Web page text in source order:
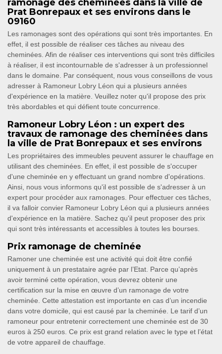
ramonage des cheminées dans la ville de
Prat Bonrepaux et ses environs dans le
09160
Les ramonages sont des opérations qui sont très importantes. En
effet, il est possible de réaliser ces tâches au niveau des
cheminées. Afin de réaliser ces interventions qui sont très difficiles
à réaliser, il est incontournable de s'adresser à un professionnel
dans le domaine. Par conséquent, nous vous conseillons de vous
adresser à Ramoneur Lobry Léon qui a plusieurs années
d'expérience en la matière. Veuillez noter qu'il propose des prix
très abordables et qui défient toute concurrence.
Ramoneur Lobry Léon : un expert des
travaux de ramonage des cheminées dans
la ville de Prat Bonrepaux et ses environs
Les propriétaires des immeubles peuvent assurer le chauffage en
utilisant des cheminées. En effet, il est possible de s'occuper
d'une cheminée en y effectuant un grand nombre d'opérations.
Ainsi, nous vous informons qu'il est possible de s'adresser à un
expert pour procéder aux ramonages. Pour effectuer ces tâches,
il va falloir convier Ramoneur Lobry Léon qui a plusieurs années
d'expérience en la matière. Sachez qu'il peut proposer des prix
qui sont très intéressants et accessibles à toutes les bourses.
Prix ramonage de cheminée
Ramoner une cheminée est une activité qui doit être confié
uniquement à un prestataire agrée par l’Etat. Parce qu’après
avoir terminé cette opération, vous devrez obtenir une
certification sur la mise en œuvre d’un ramonage de votre
cheminée. Cette attestation est importante en cas d’un incendie
dans votre domicile, qui est causé par la cheminée. Le tarif d’un
ramoneur pour entretenir correctement une cheminée est de 30
euros à 250 euros. Ce prix est grand relation avec le type et l’état
de votre appareil de chauffage.